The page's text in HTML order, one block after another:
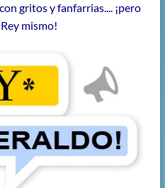
gritos y fanfarrias.... ¡pero
mismo!